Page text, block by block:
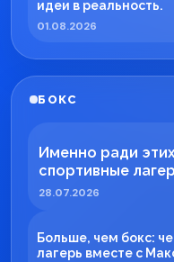
идеи в реальность.
01.08.2026
БОКС
Именно ради
спортивные
28.07.2026
Больше, чем бокс:
лагерь вместе с